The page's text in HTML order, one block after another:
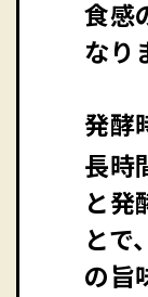
食感
なり
発酵
長時
と発
とで
の旨